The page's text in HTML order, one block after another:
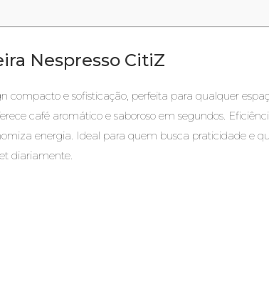
Nespresso CitiZ
compacto e sofisticação, perfeita para qualquer
café aromático e saboroso em segundos.
energia. Ideal para quem busca praticidade e
diariamente.